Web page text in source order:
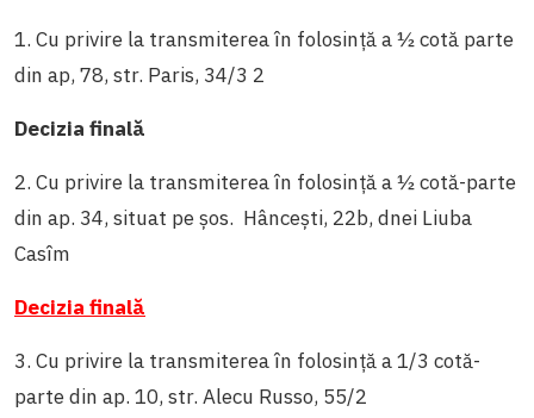
1. Cu privire la transmiterea în folosință a ½ cotă parte
din ap, 78, str. Paris, 34/3 2
Decizia finală
2. Cu privire la transmiterea în folosință a ½ cotă-parte
din ap. 34, situat pe șos. Hâncești, 22b, dnei Liuba
Casîm
Decizia finală
3. Cu privire la transmiterea în folosință a 1/3 cotă-
parte din ap. 10, str. Alecu Russo, 55/2